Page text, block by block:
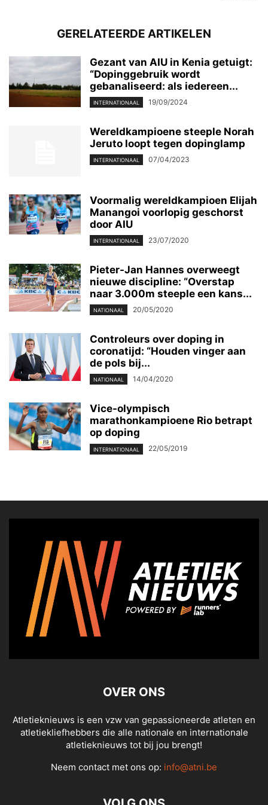
GERELATEERDE ARTIKELEN
Gezant van AIU in Kenia getuigt:
“Dopinggebruik wordt
gebanaliseerd: als iedereen...
INTERNATIONAAL 19/09/2024
Wereldkampioene steeple Norah
Jeruto loopt tegen dopinglamp
INTERNATIONAAL 07/04/2023
Voormalig wereldkampioen Elijah
Manangoi voorlopig geschorst
door AIU
INTERNATIONAAL 23/07/2020
Pieter-Jan Hannes overweegt
nieuwe discipline: “Overstap
naar 3.000m steeple een kans...
NATIONAAL 20/05/2020
Controleurs over doping in
coronatijd: “Houden vinger aan
de pols bij...
NATIONAAL 14/04/2020
Vice-olympisch
marathonkampioene Rio betrapt
op doping
INTERNATIONAAL 22/05/2019
OVER ONS
Atletieknieuws is een vzw van gepassioneerde atleten en
atletiekliefhebbers die alle nationale en internationale
atletieknieuws tot bij jou brengt!
Neem contact met ons op: info@atni.be